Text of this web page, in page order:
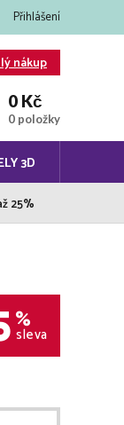
Přihlášení
nákup
0 Kč
0 položky
3D
25%
%
sleva